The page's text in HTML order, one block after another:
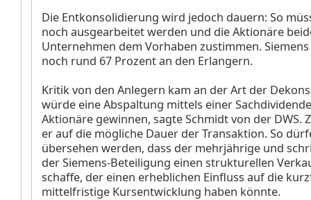
Die Entkonsolidierung wird jedoch dauern: So
noch ausgearbeitet werden und die Aktionäre
Unternehmen dem Vorhaben zustimmen.
noch rund 67 Prozent an den Erlangern.
Kritik von den Anlegern kam an der Art der
würde eine Abspaltung mittels einer
Aktionäre gewinnen, sagte Schmidt von der DWS.
er auf die mögliche Dauer der Transaktion. So
übersehen werden, dass der mehrjährige und
der Siemens-Beteiligung einen strukturellen
schaffe, der einen erheblichen Einfluss auf die
mittelfristige Kursentwicklung haben könnte.